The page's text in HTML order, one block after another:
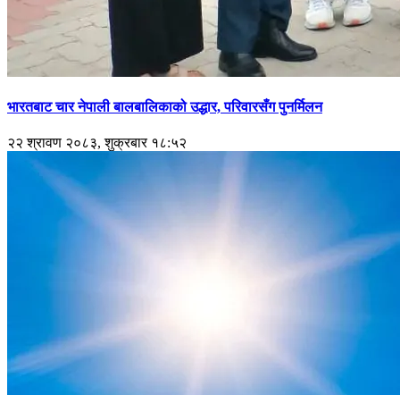
भारतबाट चार नेपाली बालबालिकाको उद्धार, परिवारसँग पुनर्मिलन
२२ श्रावण २०८३, शुक्रबार १८:५२